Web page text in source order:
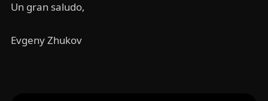
Un gran saludo,
Evgeny Zhukov